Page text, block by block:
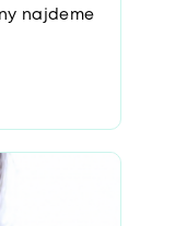
najdeme